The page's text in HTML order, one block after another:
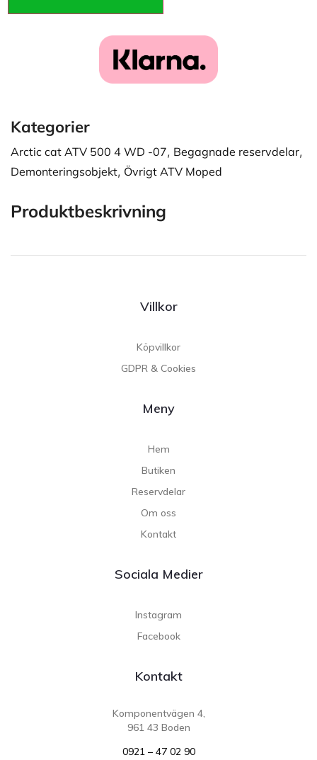
Kategorier
Arctic cat ATV 500 4 WD -07, Begagnade reservdelar,
Demonteringsobjekt, Övrigt ATV Moped
Produktbeskrivning
Villkor
Köpvillkor
GDPR & Cookies
Meny
Hem
Butiken
Reservdelar
Om oss
Kontakt
Sociala Medier
Instagram
Facebook
Kontakt
Komponentvägen 4,
961 43 Boden
0921 – 47 02 90